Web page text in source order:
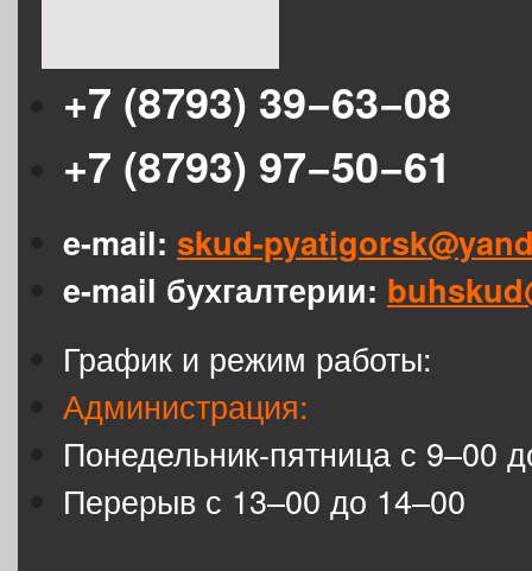
+7 (8793) 39−63−08
+7 (8793) 97−50−61
e-mail: skud-
e-mail бухгалтерии:
График и режим работы:
Администрация:
Понедельник-пятница с 9–00
Перерыв с 13–00 до 14–00